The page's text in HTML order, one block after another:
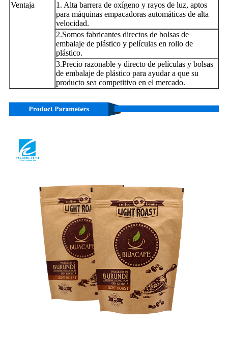
Ventaja
1. Alta barrera de oxígeno y rayos de luz, aptos
para máquinas empacadoras automáticas de alta
velocidad.
2.Somos fabricantes directos de bolsas de
embalaje de plástico y películas en rollo de
plástico.
3.Precio razonable y directo de películas y bolsas
de embalaje de plástico para ayudar a que su
producto sea competitivo en el mercado.